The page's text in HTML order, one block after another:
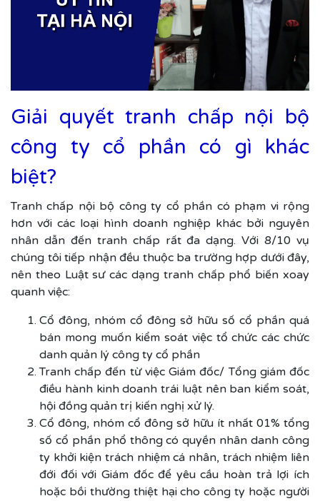
Giải quyết tranh chấp nội bộ
công ty cổ phần có gì khác
biệt?
Tranh chấp nội bộ công ty cổ phần có phạm vi rộng
hơn với các loại hình doanh nghiệp khác bởi nguyên
nhân dẫn đến tranh chấp rất đa dạng. Với 8/10 vụ
chúng tôi tiếp nhận đều thuộc ba trường hợp dưới đây,
nên theo Luật sư các dạng tranh chấp phổ biến xoay
quanh việc:
Cổ đông, nhóm cổ đông sở hữu số cổ phần quá
bán mong muốn kiểm soát việc tổ chức các chức
danh quản lý công ty cổ phần
Tranh chấp đến từ việc Giám đốc/ Tổng giám đốc
điều hành kinh doanh trái luật nên ban kiểm soát,
hội đồng quản trị kiến nghị xử lý.
Cổ đông, nhóm cổ đông sở hữu ít nhất 01% tổng
số cổ phần phổ thông có quyền nhân danh công
ty khởi kiện trách nhiệm cá nhân, trách nhiệm liên
đới đối với Giám đốc để yêu cầu hoàn trả lợi ích
hoặc bồi thường thiệt hại cho công ty hoặc người